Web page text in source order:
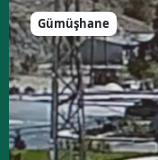
Gümüşhane